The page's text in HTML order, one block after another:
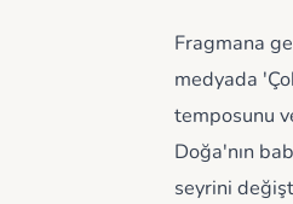
Fragmana
medyada
temposunu
Doğa'nın
seyrini